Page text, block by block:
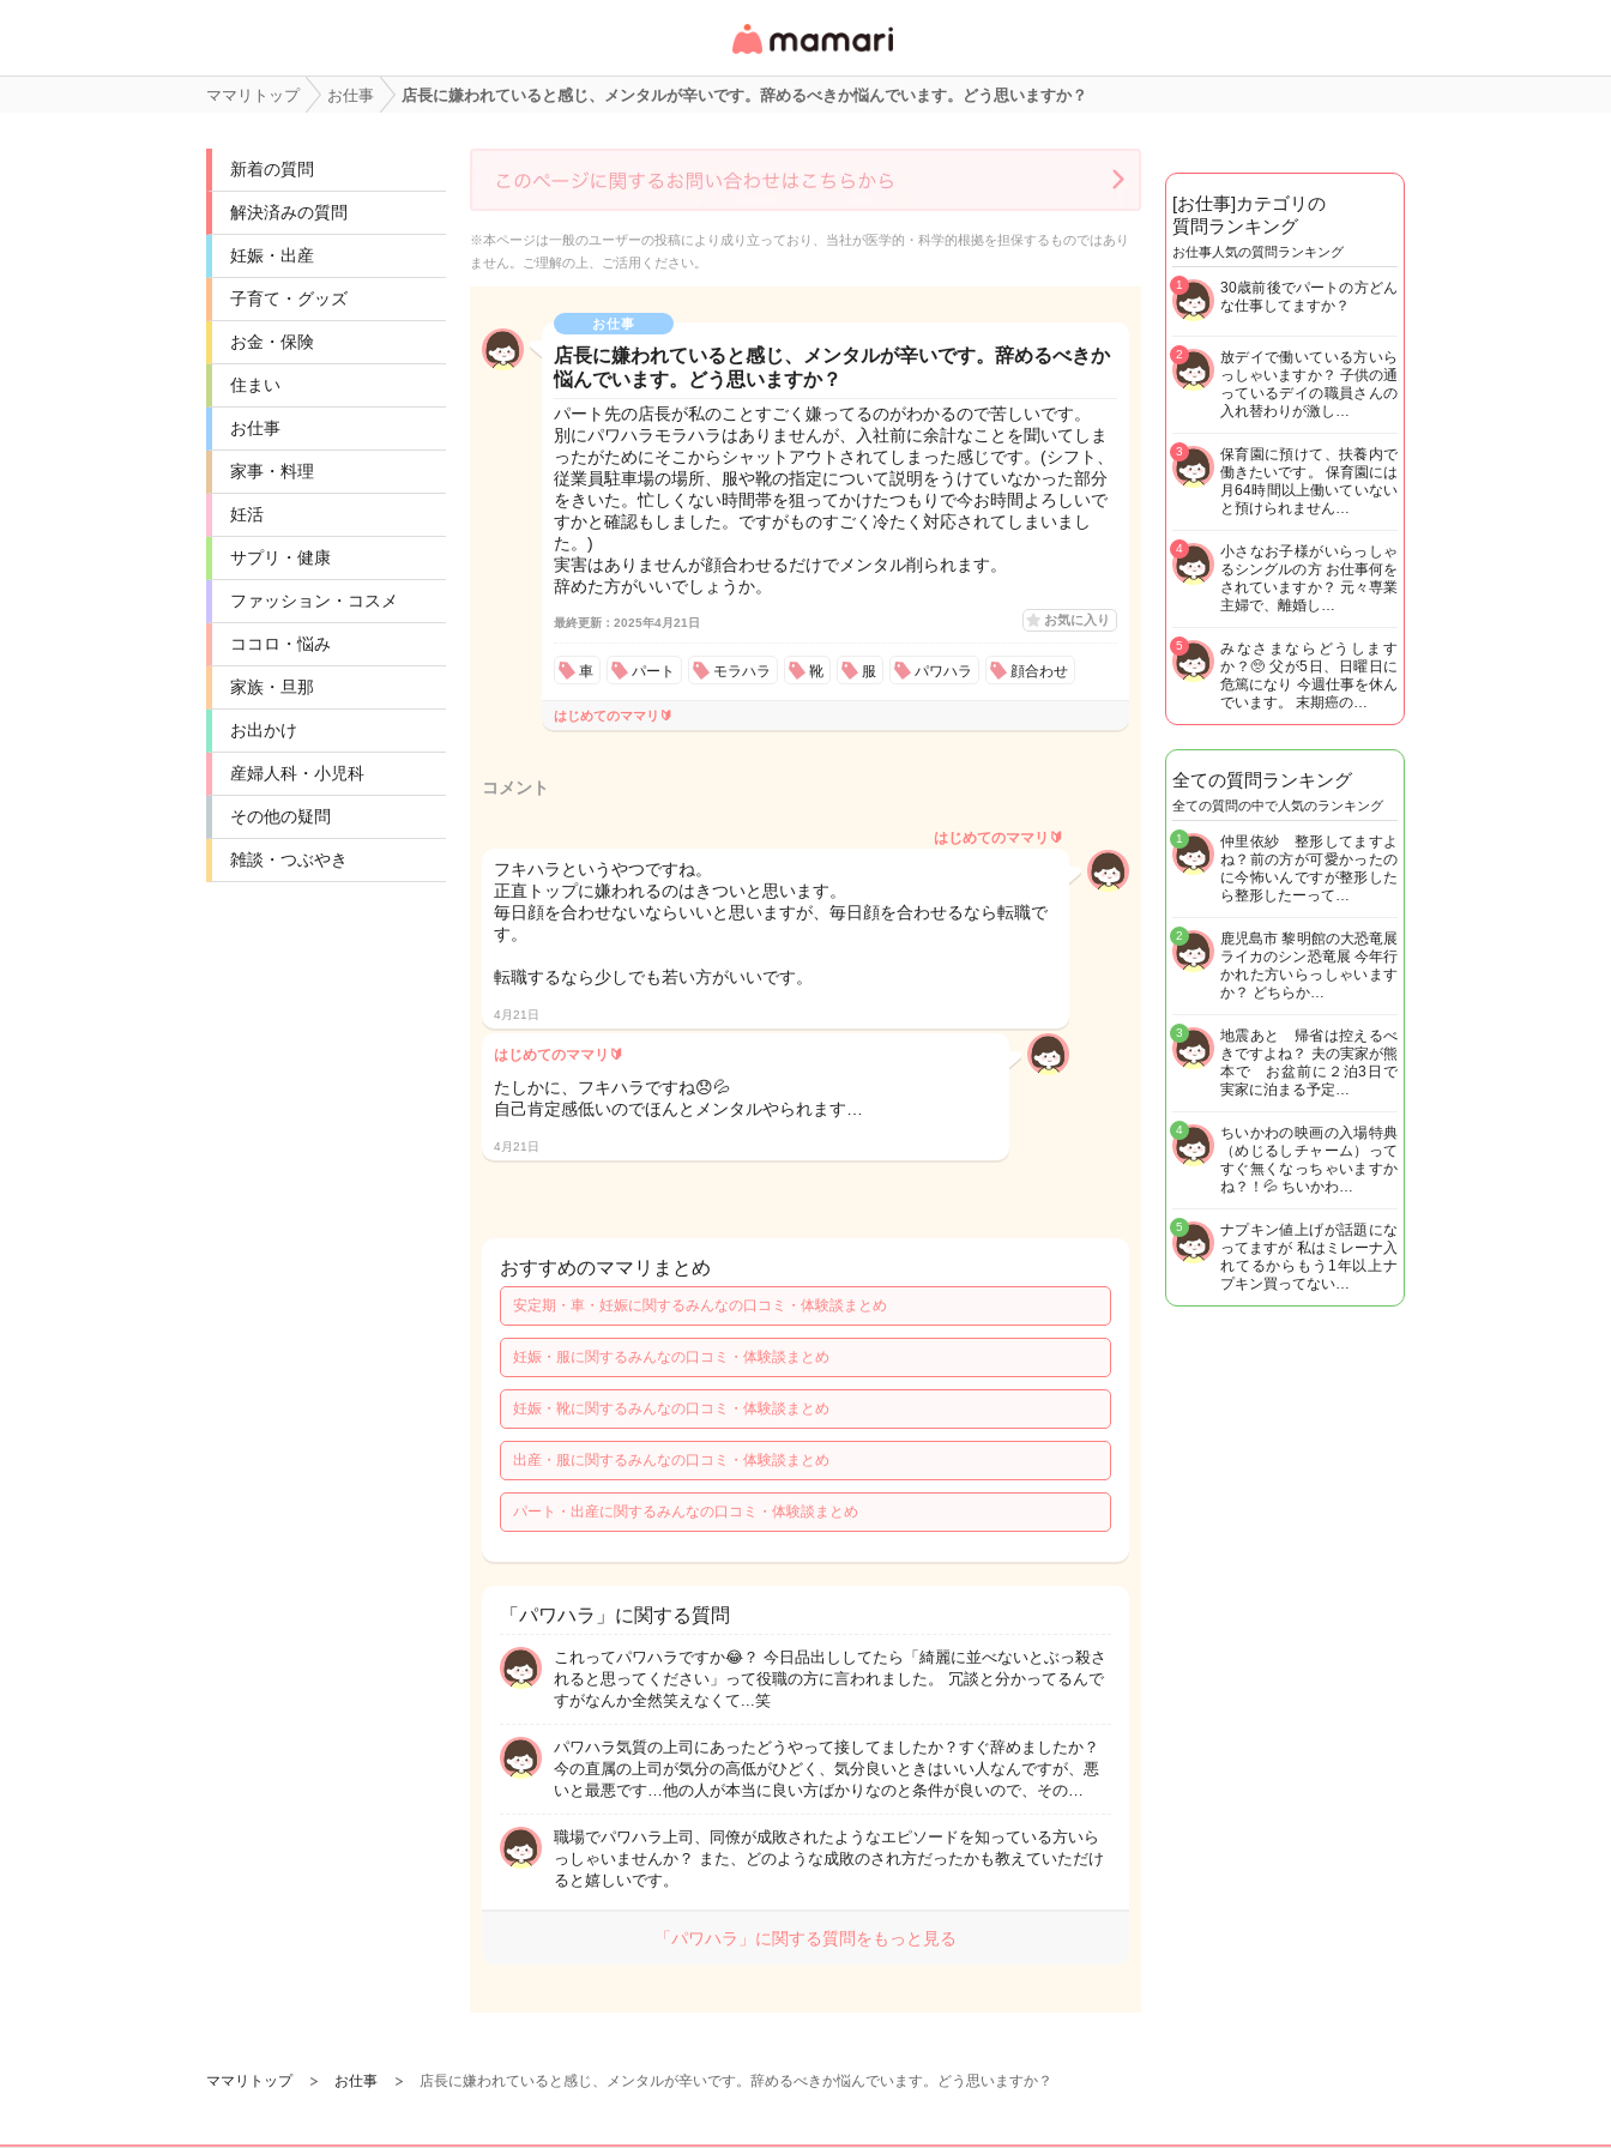
リ・情報サイト
ママリトップ お仕事 店長に嫌われていると感じ、メンタルが辛いです。辞めるべきか悩んでいます。どう思いますか？
新着の質問
解決済みの質問
妊娠・出産
子育て・グッズ
お金・保険
住まい
お仕事
家事・料理
妊活
サプリ・健康
ファッション・コスメ
ココロ・悩み
家族・旦那
お出かけ
産婦人科・小児科
その他の疑問
雑談・つぶやき
※本ページは一般のユーザーの投稿により成り立っており、当社が医学的・科学的根拠を担保するものではあり
ません。ご理解の上、ご活用ください。
お仕事
店長に嫌われていると感じ、メンタルが辛いです。辞めるべきか
悩んでいます。どう思いますか？
パート先の店長が私のことすごく嫌ってるのがわかるので苦しいです。
別にパワハラモラハラはありませんが、入社前に余計なことを聞いてしま
ったがためにそこからシャットアウトされてしまった感じです。(シフト、
従業員駐車場の場所、服や靴の指定について説明をうけていなかった部分
をきいた。忙しくない時間帯を狙ってかけたつもりで今お時間よろしいで
すかと確認もしました。ですがものすごく冷たく対応されてしまいまし
た。)
実害はありませんが顔合わせるだけでメンタル削られます。
辞めた方がいいでしょうか。
最終更新：2025年4月21日 お気に入り
車 パート モラハラ 靴 服 パワハラ 顔合わせ
はじめてのママリ🔰
コメント
はじめてのママリ🔰
フキハラというやつですね。
正直トップに嫌われるのはきついと思います。
毎日顔を合わせないならいいと思いますが、毎日顔を合わせるなら転職で
す。
転職するなら少しでも若い方がいいです。
4月21日
はじめてのママリ🔰
たしかに、フキハラですね😞💦
自己肯定感低いのでほんとメンタルやられます…
4月21日
おすすめのママリまとめ
安定期・車・妊娠に関するみんなの口コミ・体験談まとめ
妊娠・服に関するみんなの口コミ・体験談まとめ
妊娠・靴に関するみんなの口コミ・体験談まとめ
出産・服に関するみんなの口コミ・体験談まとめ
パート・出産に関するみんなの口コミ・体験談まとめ
「パワハラ」に関する質問
これってパワハラですか😂？ 今日品出ししてたら「綺麗に並べないとぶっ殺さ
れると思ってください」って役職の方に言われました。 冗談と分かってるんで
すがなんか全然笑えなくて...笑
パワハラ気質の上司にあったどうやって接してましたか？すぐ辞めましたか？
今の直属の上司が気分の高低がひどく、気分良いときはいい人なんですが、悪
いと最悪です…他の人が本当に良い方ばかりなのと条件が良いので、その…
職場でパワハラ上司、同僚が成敗されたようなエピソードを知っている方いら
っしゃいませんか？ また、どのような成敗のされ方だったかも教えていただけ
ると嬉しいです。
「パワハラ」に関する質問をもっと見る
[お仕事]カテゴリの
質問ランキング
お仕事人気の質問ランキング
30歳前後でパートの方どん
な仕事してますか？
1
放デイで働いている方いら
っしゃいますか？ 子供の通
っているデイの職員さんの
入れ替わりが激し…
2
保育園に預けて、扶養内で
働きたいです。 保育園には
月64時間以上働いていない
と預けられません…
3
小さなお子様がいらっしゃ
るシングルの方 お仕事何を
されていますか？ 元々専業
主婦で、離婚し…
4
みなさまならどうします
か？🥺 父が5日、日曜日に
危篤になり 今週仕事を休ん
でいます。 末期癌の…
5
全ての質問ランキング
全ての質問の中で人気のランキング
仲里依紗 整形してますよ
ね？前の方が可愛かったの
に今怖いんですが整形した
ら整形したーって…
1
鹿児島市 黎明館の大恐竜展
ライカのシン恐竜展 今年行
かれた方いらっしゃいます
か？ どちらか…
2
地震あと 帰省は控えるべ
きですよね？ 夫の実家が熊
本で お盆前に２泊3日で
実家に泊まる予定…
3
ちいかわの映画の入場特典
（めじるしチャーム）って
すぐ無くなっちゃいますか
ね？！💦 ちいかわ…
4
ナプキン値上げが話題にな
ってますが 私はミレーナ入
れてるからもう1年以上ナ
プキン買ってない…
5
ママリトップ お仕事 店長に嫌われていると感じ、メンタルが辛いです。辞めるべきか悩んでいます。どう思いますか？